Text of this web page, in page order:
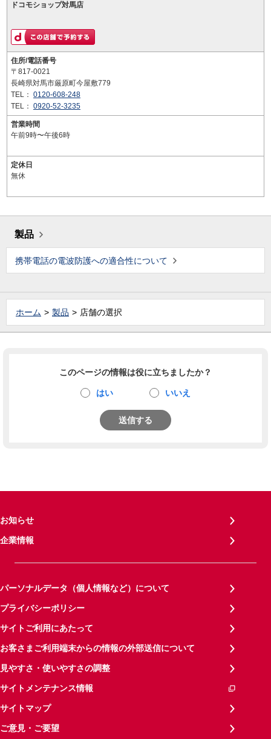
ドコモショップ対馬店
住所/電話番号
〒817-0021
長崎県対馬市厳原町今屋敷779
TEL： 0120-608-248
TEL： 0920-52-3235
営業時間
午前9時〜午後6時
定休日
無休
製品
携帯電話の電波防護への適合性について
ホーム 製品 店舗の選択
このページの情報は役に立ちましたか？
はい いいえ
送信する
お知らせ
企業情報
パーソナルデータ（個人情報など）について
プライバシーポリシー
サイトご利用にあたって
お客さまご利用端末からの情報の外部送信について
見やすさ・使いやすさの調整
サイトメンテナンス情報
サイトマップ
ご意見・ご要望